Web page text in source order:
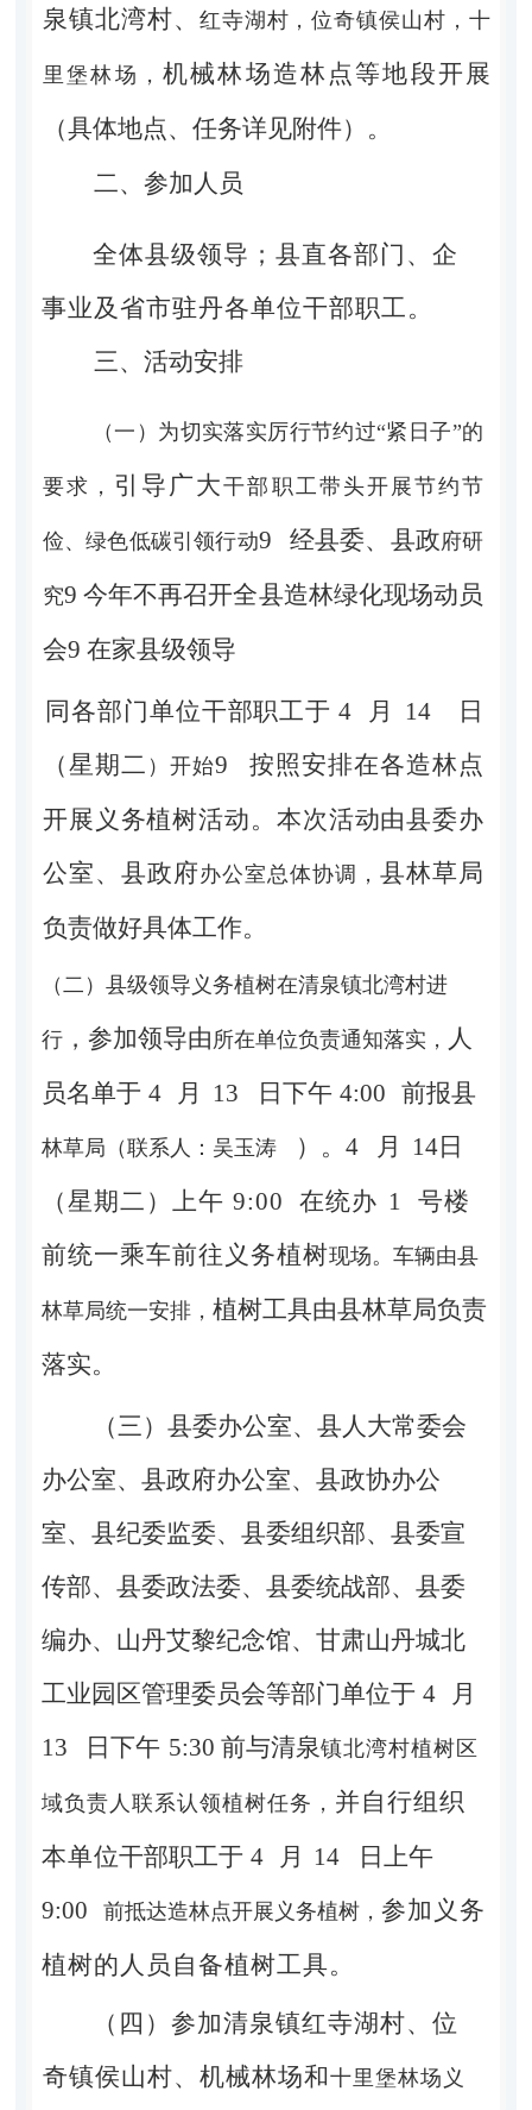
泉镇北湾村、
红寺湖村，位奇镇侯山村，十
里堡林场， 机械林场造林点等地段开展
（具体地点、任务详见附件）。
二、参加人员
全体县级领导；县直各部门、企
事业及省市驻丹各单位干部职工。
三、活动安排
（一）为切实落实厉行节约过“紧日子”的
要求， 引导广大干部职工带头开展节约节
俭、绿色低碳引领行动9 经县委、县政府研
究9 今年不再召开全县造林绿化现场动员
会9 在家县级领导
同各部门单位干部职工于 4 月 14
日
（星期二 ）开始9 按照安排在各造林点
开展义务植树活动。本次活动由县委办
公室、县政府办公室总体协调，县林草局
负责做好具体工作。
（二）县级领导义务植树在清泉镇北湾村进
行，参加领导由 所在单位负责通知落实， 人
员名单于 4 月 13 日下午 4:00 前报县
林草局（联系人：吴玉涛 ）。 4 月 14日
（星期二）上午 9:00 在统办 1
号楼
前统一乘车前往义务植树现场。车辆由县
林草局统一安排， 植树工具由县林草局负责
落实。
（三）县委办公室、县人大常委会
办公室、县政府办公室、 县政协办公
室、县纪委监委、县委组织部、县委宣
传部、县委政法委、县委统战部、县委
编办、山丹艾黎纪念馆、甘肃山丹城北
工业园区管理委员会等部门单位于 4
月
13
日下午 5:30 前与清泉镇北湾村植树区
域负责人联系认领植树任务， 并自行组织
本单位干部职工于 4 月 14
日上午
9:00
前抵达造林点开展义务植树， 参加义务
植树的人员自备植树工具。
（四）参加清泉镇红寺湖村、位
奇镇侯山村、机械林场和十里堡林场义